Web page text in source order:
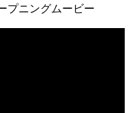
プニングムービー